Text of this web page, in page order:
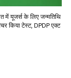
में यूजर्स के लिए जन्मतिथि
किया टेस्ट, DPDP एक्ट